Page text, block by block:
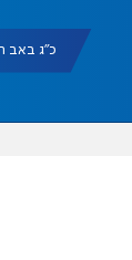
כ"ג באב תשפ"ו